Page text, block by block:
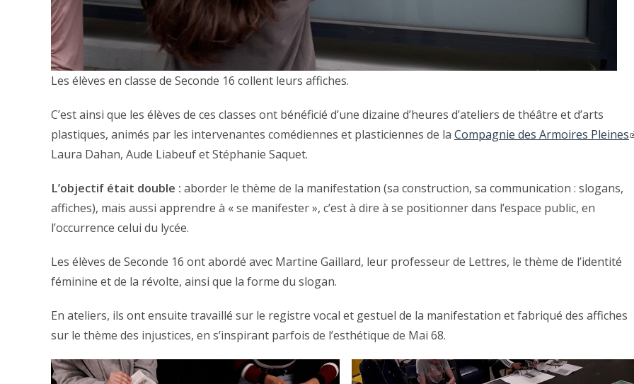
Les élèves en classe de Seconde 16 collent leurs affiches.
C’est ainsi que les élèves de ces classes ont bénéficié d’une dizaine d’heures d’ateliers de théâtre et d’arts
plastiques, animés par les intervenantes comédiennes et plasticiennes de la Compagnie des Armoires Pleines
Laura Dahan, Aude Liabeuf et Stéphanie Saquet.
L’objectif était double : aborder le thème de la manifestation (sa construction, sa communication : slogans,
affiches), mais aussi apprendre à « se manifester », c’est à dire à se positionner dans l’espace public, en
l’occurrence celui du lycée.
Les élèves de Seconde 16 ont abordé avec Martine Gaillard, leur professeur de Lettres, le thème de l’identité
féminine et de la révolte, ainsi que la forme du slogan.
En ateliers, ils ont ensuite travaillé sur le registre vocal et gestuel de la manifestation et fabriqué des affiches
sur le thème des injustices, en s’inspirant parfois de l’esthétique de Mai 68.